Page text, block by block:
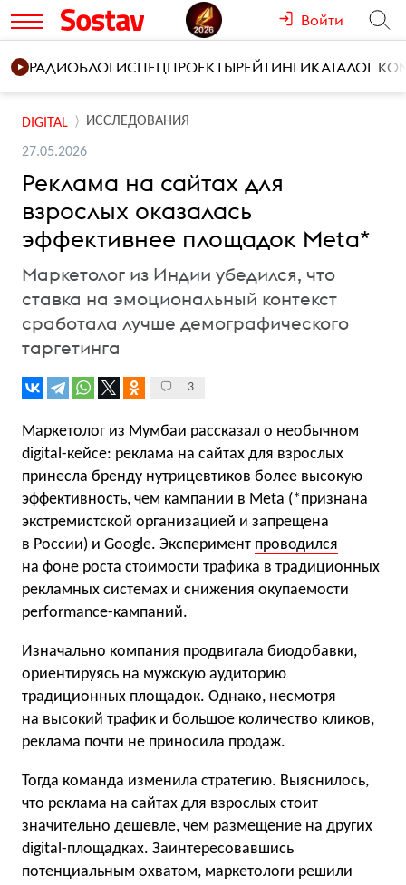
Войти
РАДИОБЛОГИСПЕЦПРОЕКТЫРЕЙТИНГИКАТАЛОГ
DIGITAL ИССЛЕДОВАНИЯ
27.05.2026
Реклама на сайтах для
взрослых оказалась
эффективнее площадок Meta*
Маркетолог из Индии убедился, что
ставка на эмоциональный контекст
сработала лучше демографического
таргетинга
3
Маркетолог из Мумбаи рассказал о необычном
digital-кейсе: реклама на сайтах для взрослых
принесла бренду нутрицевтиков более высокую
эффективность, чем кампании в Meta (*признана
экстремистской организацией и запрещена
в России) и Google. Эксперимент проводился
на фоне роста стоимости трафика в традиционных
рекламных системах и снижения окупаемости
performance-кампаний.
Изначально компания продвигала биодобавки,
ориентируясь на мужскую аудиторию
традиционных площадок. Однако, несмотря
на высокий трафик и большое количество кликов,
реклама почти не приносила продаж.
Тогда команда изменила стратегию. Выяснилось,
что реклама на сайтах для взрослых стоит
значительно дешевле, чем размещение на других
digital-площадках. Заинтересовавшись
потенциальным охватом, маркетологи решили